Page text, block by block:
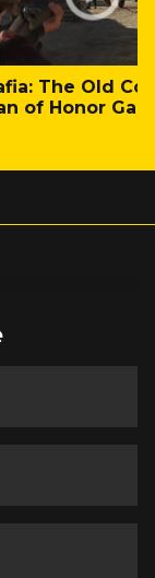
The Old
of Honor